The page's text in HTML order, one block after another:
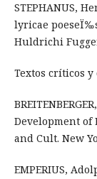
STEPHANUS,
lyricae
Huldrichi
Textos críticos
Development of
and Cult. New
EMPERIUS,